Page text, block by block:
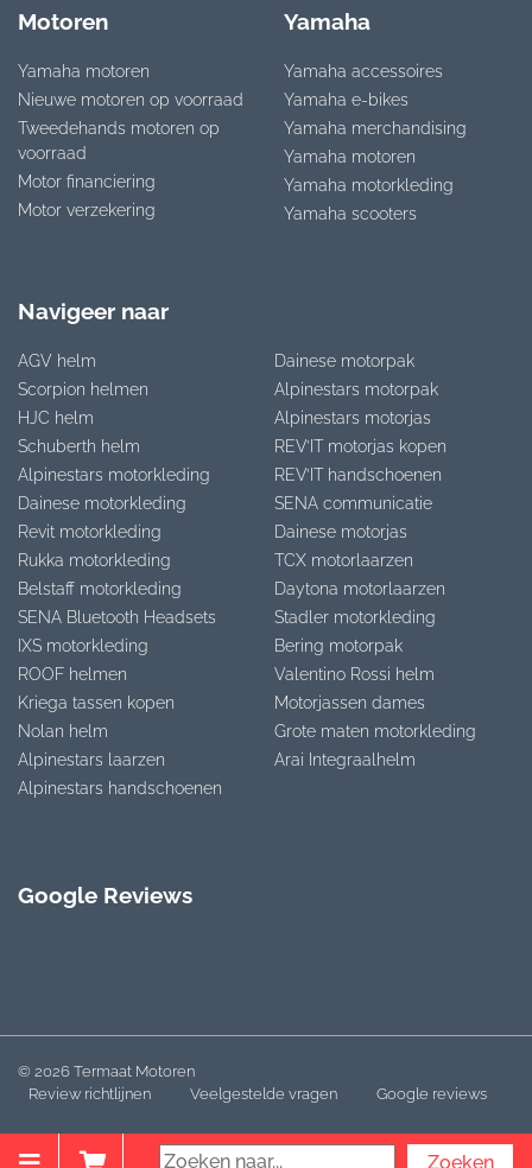
Motoren
Yamaha motoren
Nieuwe motoren op voorraad
Tweedehands motoren op
voorraad
Motor financiering
Motor verzekering
Yamaha
Yamaha accessoires
Yamaha e-bikes
Yamaha merchandising
Yamaha motoren
Yamaha motorkleding
Yamaha scooters
Navigeer naar
AGV helm
Scorpion helmen
HJC helm
Schuberth helm
Alpinestars motorkleding
Dainese motorkleding
Revit motorkleding
Rukka motorkleding
Belstaff motorkleding
SENA Bluetooth Headsets
IXS motorkleding
ROOF helmen
Kriega tassen kopen
Nolan helm
Alpinestars laarzen
Alpinestars handschoenen
Dainese motorpak
Alpinestars motorpak
Alpinestars motorjas
REV’IT motorjas kopen
REV’IT handschoenen
SENA communicatie
Dainese motorjas
TCX motorlaarzen
Daytona motorlaarzen
Stadler motorkleding
Bering motorpak
Valentino Rossi helm
Motorjassen dames
Grote maten motorkleding
Arai Integraalhelm
Google Reviews
© 2026 Termaat Motoren
Review richtlijnen
Veelgestelde vragen Google reviews